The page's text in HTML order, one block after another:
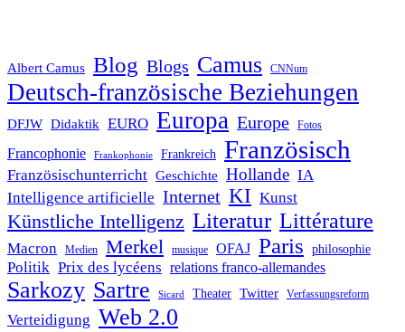
Albert Camus Blog Blogs Camus CNNum
Deutsch-französische Beziehungen
DFJW Didaktik EURO Europa Europe Fotos
Francophonie Frankophonie Frankreich Französisch
Französischunterricht Geschichte Hollande IA
Intelligence artificielle Internet KI Kunst
Künstliche Intelligenz Literatur Littérature
Macron Medien Merkel musique OFAJ Paris philosophie
Politik Prix des lycéens relations franco-allemandes
Sarkozy Sartre Sicard Theater Twitter Verfassungsreform
Verteidigung Web 2.0